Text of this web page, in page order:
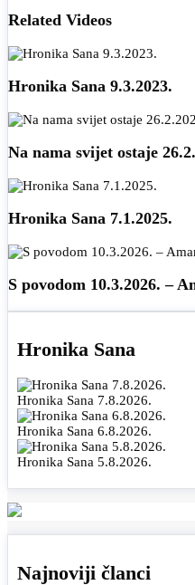
Related Videos
Hronika Sana 9.3.2023.
Na nama svijet ostaje
Hronika Sana 7.1.2025.
S povodom 10.3.2026. –
Hronika Sana
Hronika Sana 7.8.2026.
Hronika Sana 6.8.2026.
Hronika Sana 5.8.2026.
Najnoviji članci